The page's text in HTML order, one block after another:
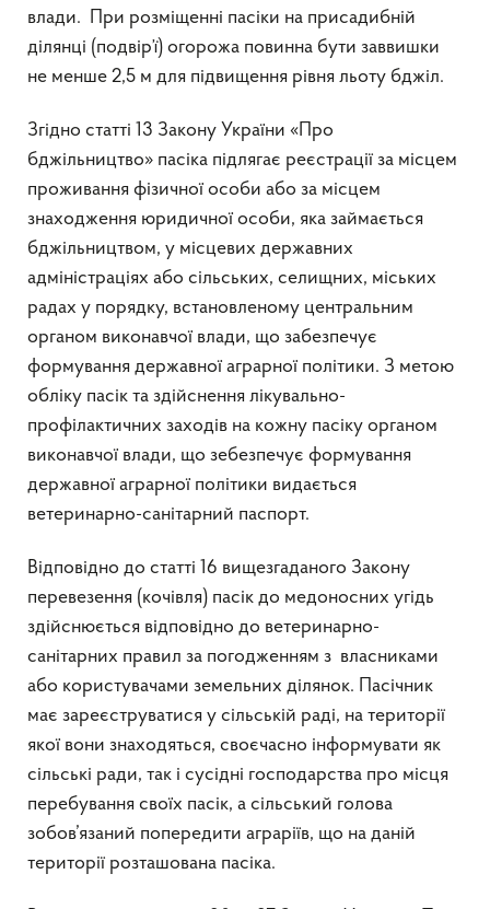
влади. При розміщенні пасіки на присадибній
ділянці (подвір’ї) огорожа повинна бути заввишки
не менше 2,5 м для підвищення рівня льоту бджіл.
Згідно статті 13 Закону України «Про
бджільництво» пасіка підлягає реєстрації за місцем
проживання фізичної особи або за місцем
знаходження юридичної особи, яка займається
бджільництвом, у місцевих державних
адміністраціях або сільських, селищних, міських
радах у порядку, встановленому центральним
органом виконавчої влади, що забезпечує
формування державної аграрної політики. З метою
обліку пасік та здійснення лікувально-
профілактичних заходів на кожну пасіку органом
виконавчої влади, що зебезпечує формування
державної аграрної політики видається
ветеринарно-санітарний паспорт.
Відповідно до статті 16 вищезгаданого Закону
перевезення (кочівля) пасік до медоносних угідь
здійснюється відповідно до ветеринарно-
санітарних правил за погодженням з власниками
або користувачами земельних ділянок. Пасічник
має зареєструватися у сільській раді, на території
якої вони знаходяться, своєчасно інформувати як
сільські ради, так і сусідні господарства про місця
перебування своїх пасік, а сільський голова
зобов’язаний попередити аграріїв, що на даній
території розташована пасіка.